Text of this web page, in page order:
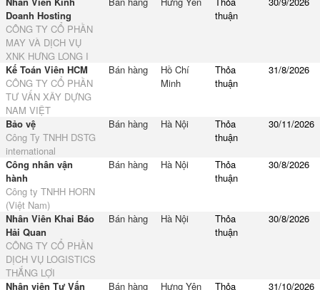
Doanh Hosting
CÔNG TY CỔ PHẦN
MAY VÀ DỊCH VỤ
XNK HƯNG LONG I
thuận
Kế Toán Viên HCM
CÔNG TY CỔ PHẦN
TƯ VẤN XÂY DỰNG
NAM VIỆT
Bán hàng
Hồ Chí
Minh
Thỏa
thuận
31/8/2026
Bảo vệ
Công Ty TNHH DSTG
international
Bán hàng Hà Nội
Thỏa
thuận
30/11/2026
Công nhân vận
hành
Công ty TNHH HORN
(Việt Nam)
Bán hàng Hà Nội
Thỏa
thuận
30/8/2026
Nhân Viên Khai Báo
Hải Quan
CÔNG TY CỔ PHẦN
DỊCH VỤ LOGISTICS
THẮNG LỢI
Bán hàng Hà Nội
Thỏa
thuận
30/8/2026
Nhân viên Tư Vấn
Bán hàng Hưng Yên
Thỏa
31/10/2026